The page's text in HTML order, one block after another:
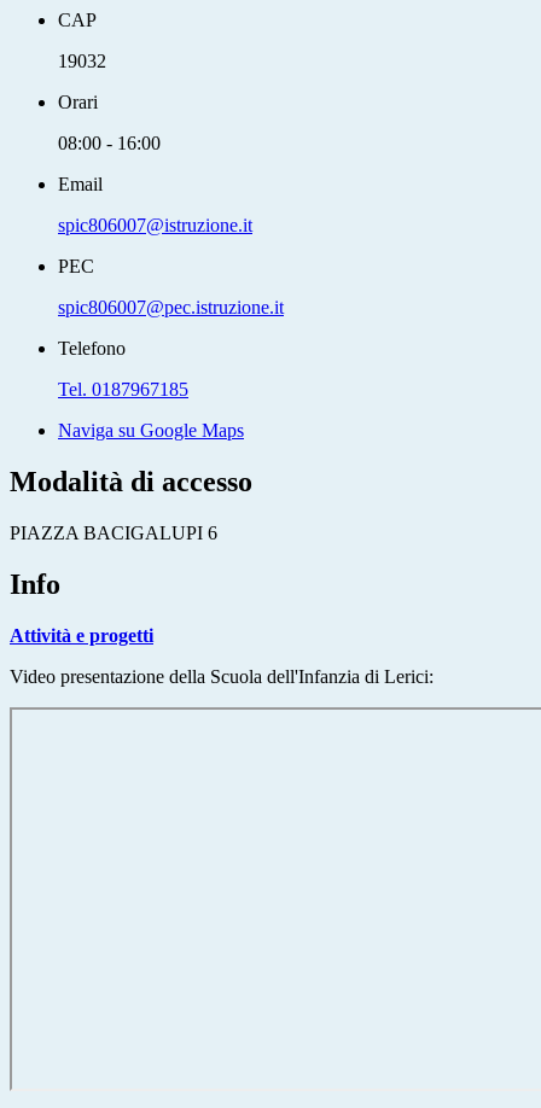
CAP
19032
Orari
08:00 - 16:00
Email
spic806007@istruzione.it
PEC
spic806007@pec.istruzione.it
Telefono
Tel. 0187967185
Naviga su Google Maps
Modalità di accesso
PIAZZA BACIGALUPI 6
Info
Attività e progetti
Video presentazione della Scuola dell'Infanzia di Lerici: